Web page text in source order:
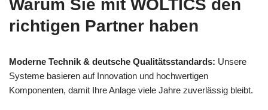
Warum Sie mit WOLTICS den
richtigen Partner haben
Moderne Technik & deutsche Qualitätsstandards: Unsere
Systeme basieren auf Innovation und hochwertigen
Komponenten, damit Ihre Anlage viele Jahre zuverlässig bleibt.